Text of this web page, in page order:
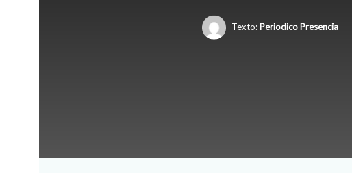
Texto: Periodico Presencia